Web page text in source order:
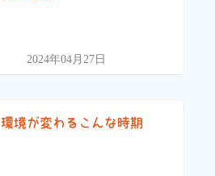
2024年04月27日
環境が変わるこんな時期